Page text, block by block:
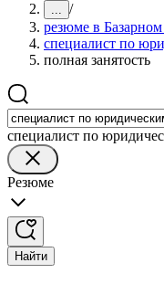
... /
резюме в Базарном
специалист по
полная занятость
специалист по
Резюме
Найти